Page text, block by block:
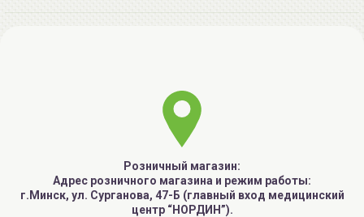
Розничный магазин:
Адрес розничного магазина и режим работы:
г.Минск, ул. Сурганова, 47-Б (главный вход медицинский
центр “НОРДИН”).